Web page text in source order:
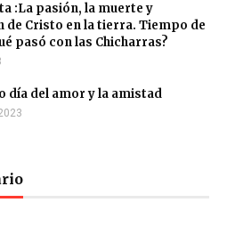
:La pasión, la muerte y
de Cristo en la tierra. Tiempo de
pasó con las Chicharras?
día del amor y la amistad